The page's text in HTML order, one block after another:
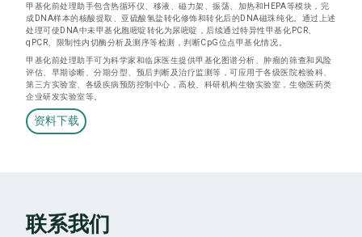
甲基化前处理助手包含热循环仪、移液、磁力架、振荡、加热和HEPA等模块，完
成DNA样本的核酸提取、亚硫酸氢盐转化修饰和转化后的DNA磁珠纯化。通过上述
处理可使DNA中未甲基化胞嘧啶转化为尿嘧啶，后续通过特异性甲基化PCR、
qPCR、限制性内切酶分析及测序等检测，判断CpG位点甲基化情况。
甲基化前处理助手可为科学家和临床医生提供甲基化图谱分析、肿瘤的筛查和风险
评估、早期诊断、分期分型、预后判断及治疗监测等，可应用于各级医院检验科、
第三方实验室、各级疾病预防控制中心，高校、科研机构生物实验室，生物医药类
企业研发实验室等。
资料下载
联系我们